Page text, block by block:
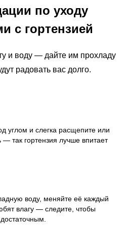
по уходу
с гортензией
и воду — дайте им прохладу
радовать вас долго.
углом и слегка расщепите или
— так гортензия лучше впитает
воду, меняйте её каждый
влагу — следите, чтобы